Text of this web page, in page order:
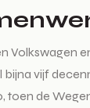
Volkswagen
vijf
toen de